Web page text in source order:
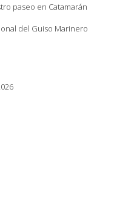
paseo en Catamarán
del Guiso Marinero